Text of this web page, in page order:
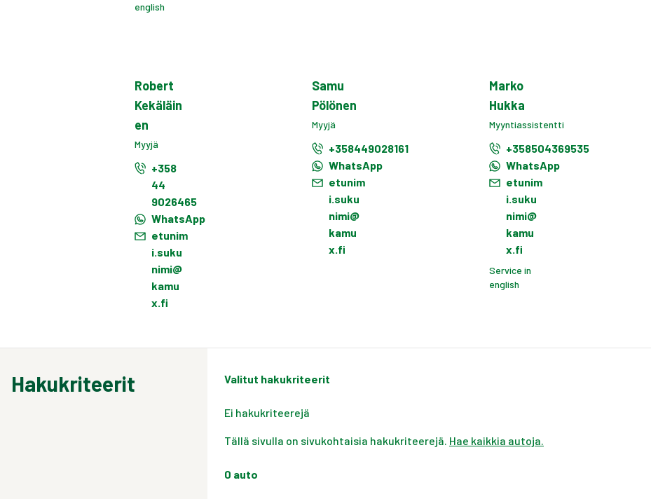
english
Robert
Kekäläin
en
Myyjä
+358
44
9026465
WhatsApp
etunim
i.suku
nimi@
kamu
x.fi
Samu
Pölönen
Myyjä
+358449028161
WhatsApp
etunim
i.suku
nimi@
kamu
x.fi
Marko
Hukka
Myyntiassistentti
+358504369535
WhatsApp
etunim
i.suku
nimi@
kamu
x.fi
Service in
english
Hakukriteerit Valitut hakukriteerit
Ei hakukriteerejä
Tällä sivulla on sivukohtaisia hakukriteerejä. Hae kaikkia autoja.
0 auto